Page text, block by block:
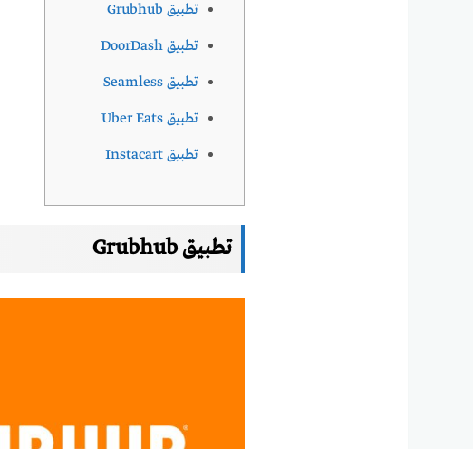
تطبيق Grubhub
تطبيق DoorDash
تطبيق Seamless
تطبيق Uber Eats
تطبيق Instacart
تطبيق Grubhub